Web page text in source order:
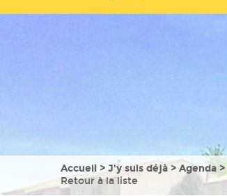
Accueil > J'y suis déjà > Agenda >
Retour à la liste